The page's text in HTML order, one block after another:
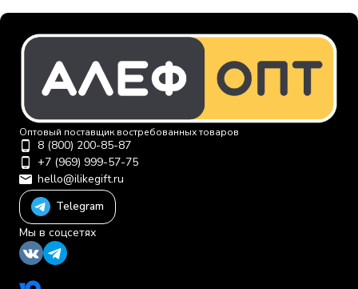
Оптовый поставщик востребованных товаров
8 (800) 200-85-87
+7 (969) 999-57-75
hello@ilikegift.ru
Telegram
Мы в соцсетях